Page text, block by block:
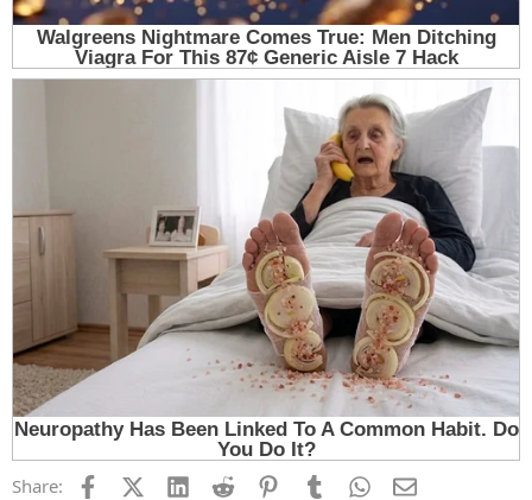
Share: FacebookX (Twitter)
LinkedInReddit PinterestTumblrWhatsApp
Email